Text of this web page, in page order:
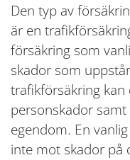
Den typ av
är en
försäkring som
skador som
trafikförsäkring
personskador
egendom. En
inte mot skador på